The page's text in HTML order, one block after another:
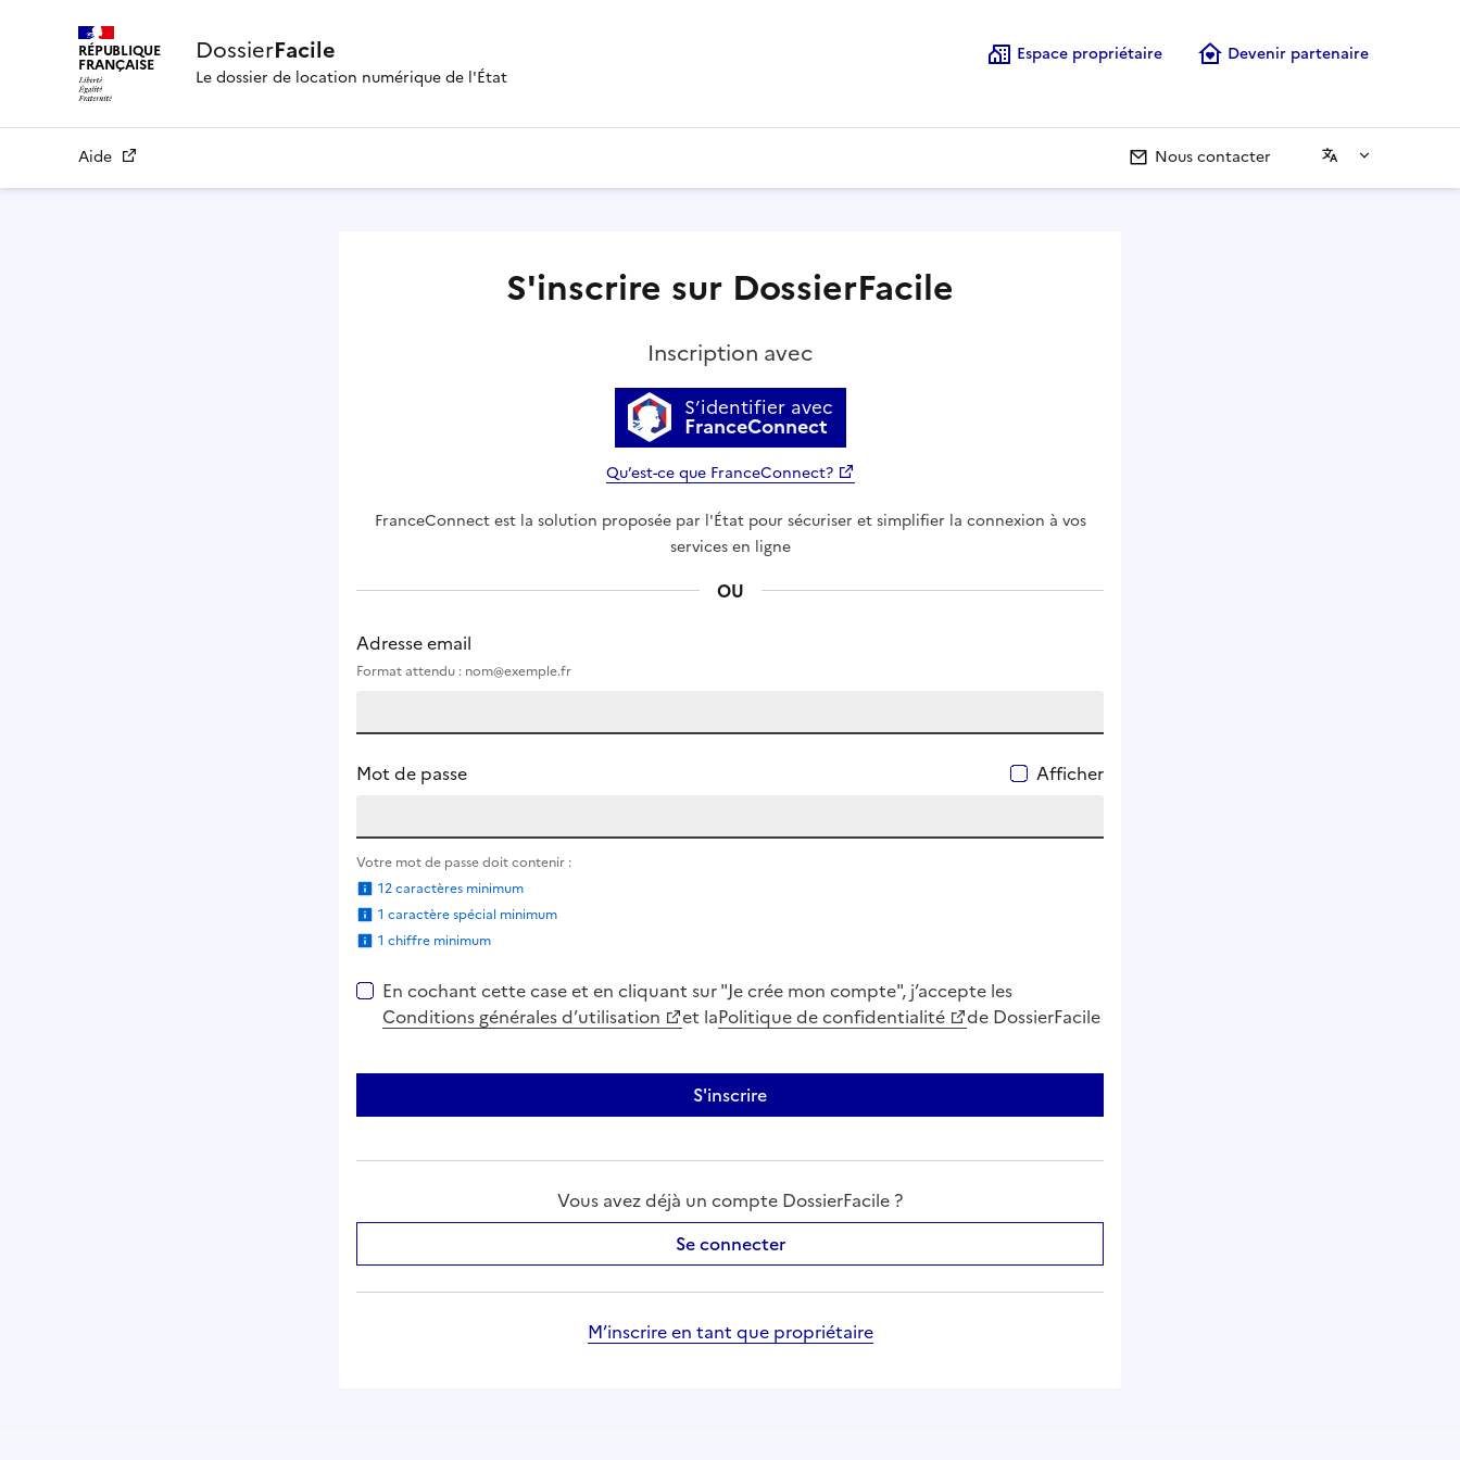
RÉPUBLIQUE
FRANÇAISE DossierFacile
Le dossier de location numérique de l'État
Espace propriétaire Devenir partenaire
Aide Nous contacter
S'inscrire sur DossierFacile
Inscription avec
S’identifier avec
FranceConnect
Qu’est-ce que FranceConnect?
FranceConnect est la solution proposée par l'État pour sécuriser et simplifier la connexion à vos
services en ligne
OU
Adresse email
Format attendu : nom@exemple.fr
Mot de passe
Votre mot de passe doit contenir :
12 caractères minimum
1 caractère spécial minimum
1 chiffre minimum
Afficher
En cochant cette case et en cliquant sur "Je crée mon compte", j’accepte les
Conditions générales d’utilisation
et laPolitique de confidentialité de DossierFacile
Vous avez déjà un compte DossierFacile ?
Se connecter
M’inscrire en tant que propriétaire